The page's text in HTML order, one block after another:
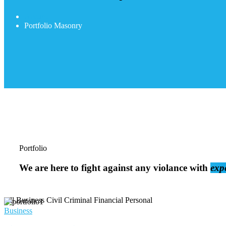
Portfolio Masonry
Portfolio
We are here to fight against any violance with
All Business Civil Criminal Financial Personal
Business